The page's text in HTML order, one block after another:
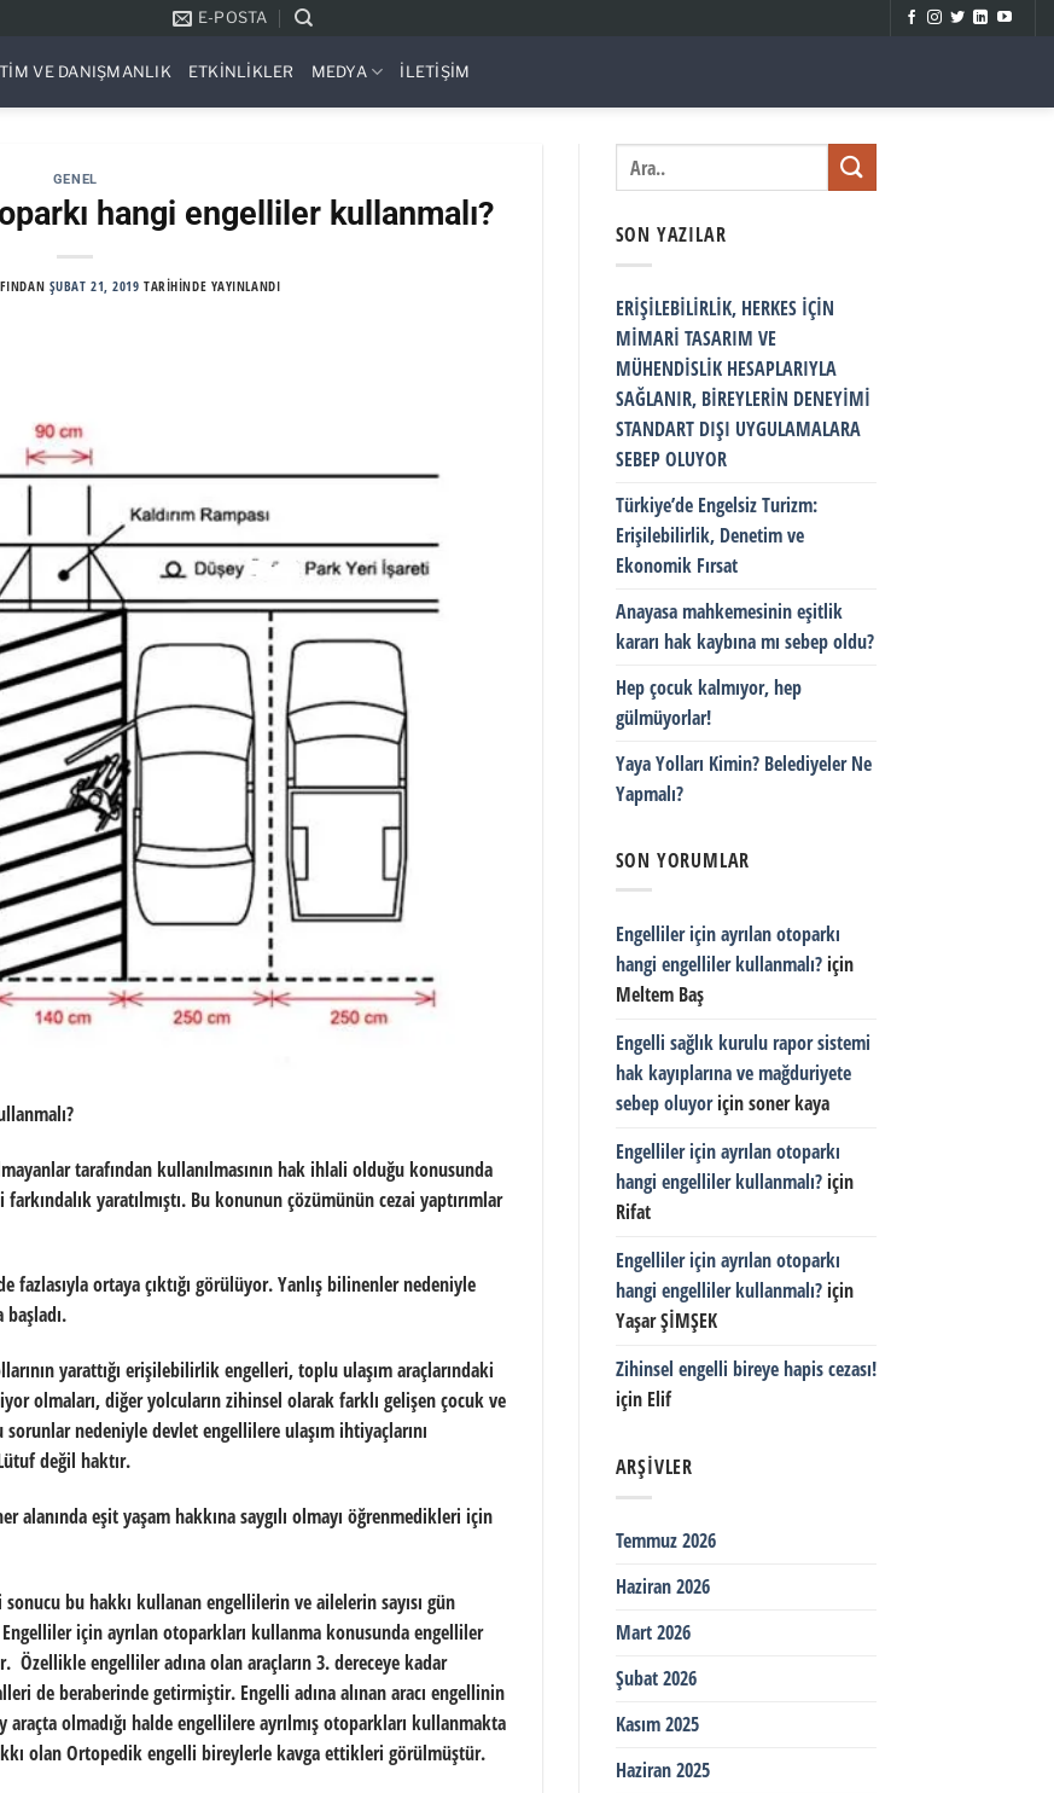
E-POSTA
VE DANIŞMANLIK ETKINLIKLER MEDYA İLETIŞIM
GENEL
hangi engelliler kullanmalı?
ŞUBAT 21, 2019 TARIHINDE YAYINLANDI
tarafından kullanılmasının hak ihlali olduğu konusunda
yaratılmıştı. Bu konunun çözümünün cezai yaptırımlar
ortaya çıktığı görülüyor. Yanlış bilinenler nedeniyle
yarattığı erişilebilirlik engelleri, toplu ulaşım araçlarındaki
olmaları, diğer yolcuların zihinsel olarak farklı gelişen çocuk ve
nedeniyle devlet engellilere ulaşım ihtiyaçlarını
değil haktır.
eşit yaşam hakkına saygılı olmayı öğrenmedikleri için
bu hakkı kullanan engellilerin ve ailelerin sayısı gün
için ayrılan otoparkları kullanma konusunda engelliler
engelliler adına olan araçların 3. dereceye kadar
de beraberinde getirmiştir. Engelli adına alınan aracı engellinin
olmadığı halde engellilere ayrılmış otoparkları kullanmakta
olan Ortopedik engelli bireylerle kavga ettikleri görülmüştür.
SON YAZILAR
ERİŞİLEBİLİRLİK, HERKES İÇİN
MİMARİ TASARIM VE
MÜHENDİSLİK HESAPLARIYLA
SAĞLANIR, BİREYLERİN DENEYİMİ
STANDART DIŞI UYGULAMALARA
SEBEP OLUYOR
Türkiye’de Engelsiz Turizm:
Erişilebilirlik, Denetim ve
Ekonomik Fırsat
Anayasa mahkemesinin eşitlik
kararı hak kaybına mı sebep oldu?
Hep çocuk kalmıyor, hep
gülmüyorlar!
Yaya Yolları Kimin? Belediyeler Ne
Yapmalı?
SON YORUMLAR
Engelliler için ayrılan otoparkı
hangi engelliler kullanmalı?için
Meltem Baş
Engelli sağlık kurulu rapor sistemi
hak kayıplarına ve mağduriyete
sebep oluyoriçinsoner kaya
Engelliler için ayrılan otoparkı
hangi engelliler kullanmalı?için
Rifat
Engelliler için ayrılan otoparkı
hangi engelliler kullanmalı?için
Yaşar ŞİMŞEK
Zihinsel engelli bireye hapis cezası!
için Elif
ARŞIVLER
Temmuz 2026
Haziran 2026
Mart 2026
Şubat 2026
Kasım 2025
Haziran 2025